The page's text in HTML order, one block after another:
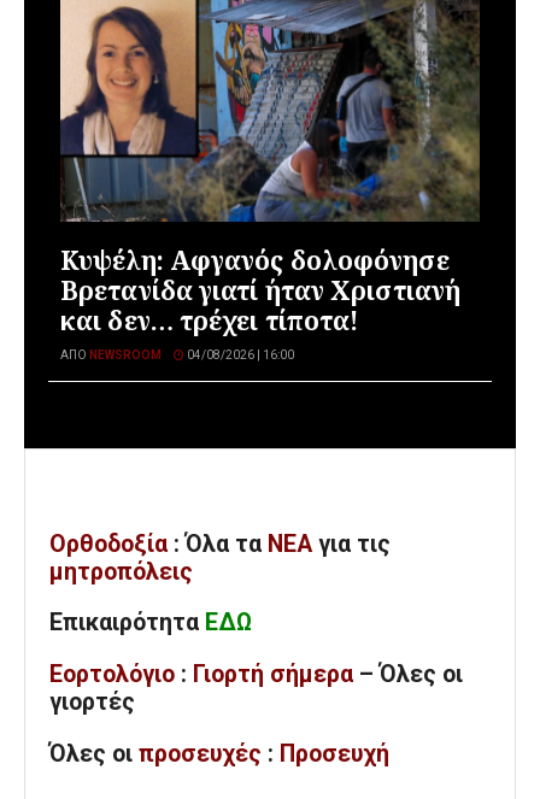
Κυψέλη: Αφγανός δολοφόνησε
Βρετανίδα γιατί ήταν Χριστιανή
και δεν… τρέχει τίποτα!
ΑΠΌ NEWSROOM 04/08/2026 | 16:00
Ορθοδοξία : Όλα τα ΝΕΑ για τις
μητροπόλεις
Επικαιρότητα ΕΔΩ
Εορτολόγιο : Γιορτή σήμερα – Όλες οι
γιορτές
Όλες οι προσευχές : Προσευχή